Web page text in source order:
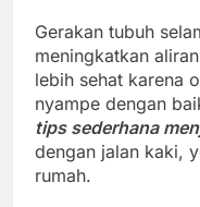
Gerakan tubuh
meningkatkan
lebih sehat karena
nyampe dengan
tips sederhana
dengan jalan kaki,
rumah.